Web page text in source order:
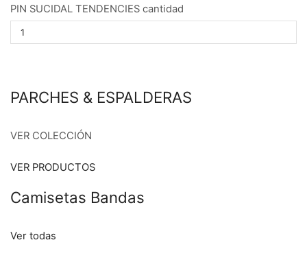
PIN SUCIDAL TENDENCIES cantidad
PARCHES & ESPALDERAS
VER COLECCIÓN
VER PRODUCTOS
Camisetas Bandas
Ver todas